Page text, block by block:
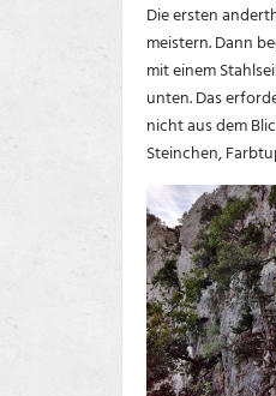
Die ersten
meistern. Dann
mit einem
unten. Das
nicht aus dem
Steinchen,